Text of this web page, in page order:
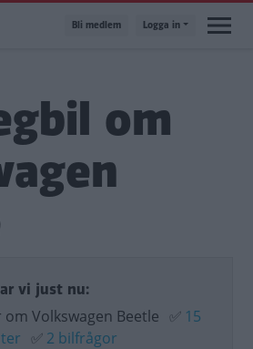
Bli medlem Logga in
om
vi just nu:
Volkswagen Beetle ✅ 15
✅ 2 bilfrågor